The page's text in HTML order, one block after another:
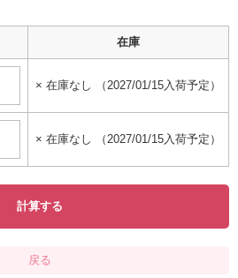
在庫
× 在庫なし （2027/01/15入荷予定）
× 在庫なし （2027/01/15入荷予定）
計算する
戻る